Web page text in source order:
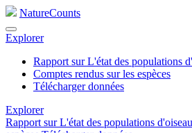
NatureCounts
Explorer
Rapport sur L'état des populations
Comptes rendus sur les espèces
Télécharger données
Explorer
Rapport sur L'état des populations